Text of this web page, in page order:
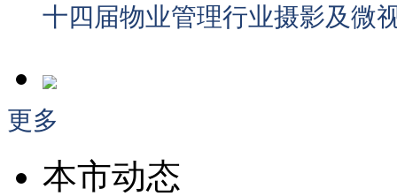
十四届物业管理行业摄影及微
更多
本市动态